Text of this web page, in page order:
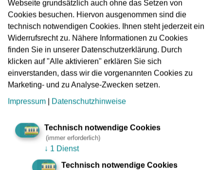
kann ab Konstablerwache bis Bornheim Mitte als Ersatz
dienen. Selbstverständlich stehen zwischen
Konstablerwache und Hauptbahnhof auch die S-
Bahnlinien zur Verfügung.
RMV-Fahrplanauskunft ist aktuell
VGF und traffiQ bitten darum, eine eventuell längere
Reisezeit einzuplanen. Über die App RMVGo und auf rmv-
frankfurt.de können sich Fahrgäste über die Fahrpläne und
ihre besten Verbindungen informieren. Auch die
Webseite grundsätzlich auch ohne das Setzen von
Cookies besuchen. Hiervon ausgenommen sind die
technisch notwendigen Cookies. Ihnen steht jederzeit ein
Widerrufsrecht zu. Nähere Informationen zu Cookies
finden Sie in unserer Datenschutzerklärung. Durch
klicken auf "Alle aktivieren" erklären Sie sich
einverstanden, dass wir die vorgenannten Cookies zu
Marketing- und zu Analyse-Zwecken setzen.
Impressum
Datenschutzhinweise
Technisch notwendige Cookies
(immer erforderlich)
↓ 1 Dienst
Technisch notwendige Cookies